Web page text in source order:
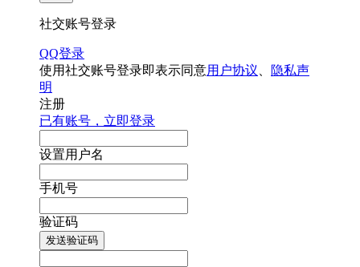
社交账号登录
QQ登录
使用社交账号登录即表示同意用户协议
隐私声
明
注册
已有账号，立即登录
设置用户名
手机号
验证码
发送验证码